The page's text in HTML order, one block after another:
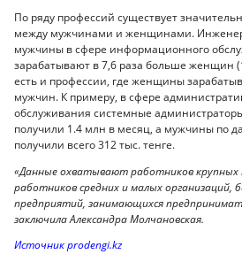
По ряду профессий существует
между мужчинами и женщинами.
мужчины в сфере информационного
зарабатывают в 7,6 раза больше женщин
есть и профессии, где женщины
мужчин. К примеру, в сфере
обслуживания системные
получили 1.4 млн в месяц, а мужчины по
получили всего 312 тыс. тенге.
«Данные охватывают работников
работников средних и малых организаций,
предприятий, занимающихся
заключила Александра Молчановская.
Источник prodengi.kz